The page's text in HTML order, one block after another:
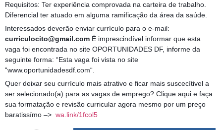
Requisitos: Ter experiência comprovada na carteira de trabalho.
Diferencial ter atuado em alguma ramificação da área da saúde.
Interessados deverão enviar currículo para o e-mail:
curriculocito@gmail.com É imprescindível informar que esta
vaga foi encontrada no site OPORTUNIDADES DF, informe da
seguinte forma: “Esta vaga foi vista no site
“www.oportunidadesdf.com“.
Quer deixar seu currículo mais atrativo e ficar mais suscecítivel a
ser selecionado(a) para as vagas de emprego? Clique aqui e faça
sua formatação e revisão curricular agora mesmo por um preço
baratissímo –> wa.link/1fcol5